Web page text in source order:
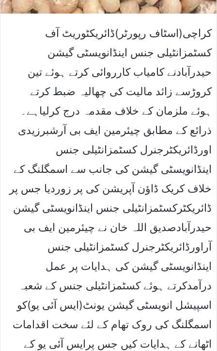
کراچی(اسٹاف رپورٹر)ڈائریکٹوریٹ آف
کسٹمزانٹیلی جنس اینڈانویسٹی گیشن
حیدرآبادنے کامیاب کارروائی کرتے ہوئے تین
کروڑسے زائد مالیت کی چھالیہ ضبط کرتے
ہوئے ملزمان کے خلاف مقدمہ درج کرلیاہے۔
ذرائع کے مطابق چیئرمین ایف بی آرشبرزیدی
اورڈائریکٹرجنرل کسٹمزانٹیلی جنس
اینڈانویسٹی گیشن کی جانب سے اسمگلنگ کے
خلاف کریک ڈاﺅن آپریشن کی پر زوردیا جس پر
ڈائریکٹرکسٹمزانٹیلی جنس اینڈانویسٹی گیشن
حیدرآبادصدیق اللہ خان نے چیئرمین ایف بی
آراورڈائریکٹرجنرل کسٹمزانٹیلی جنس
اینڈانویسٹی گیشن کی ہدایات پر عمل
درآمدکرتے ہوئے کسٹمزانٹیلی جنس کے شعبہ
اسپیشل انویسٹی گیشن یونٹ(ایس آئی یو)کو
اسمگلنگ کی روک تھام کے لئے سخت اقدامات
اٹھانے کے ہدایات کیں جس پرایس آئی یو کے